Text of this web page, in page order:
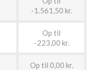
-1.561,50 kr.
Op til
-223,00 kr.
Op til 0,00 kr.